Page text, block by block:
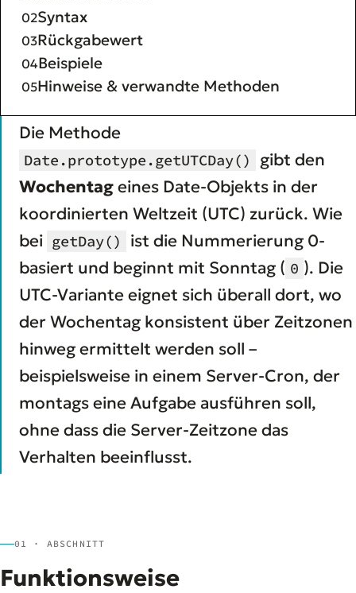
Syntax
Rückgabewert
Beispiele
Hinweise & verwandte Methoden
Die Methode
Date.prototype.getUTCDay()
gibt den
Wochentageines Date-Objekts in der
koordinierten Weltzeit (UTC) zurück. Wie
bei getDay()
ist die Nummerierung 0-
basiert und beginnt mit Sonntag ( 0 ). Die
UTC-Variante eignet sich überall dort, wo
der Wochentag konsistent über Zeitzonen
hinweg ermittelt werden soll –
beispielsweise in einem Server-Cron, der
montags eine Aufgabe ausführen soll,
ohne dass die Server-Zeitzone das
Verhalten beeinflusst.
01 · ABSCHNITT
Funktionsweise